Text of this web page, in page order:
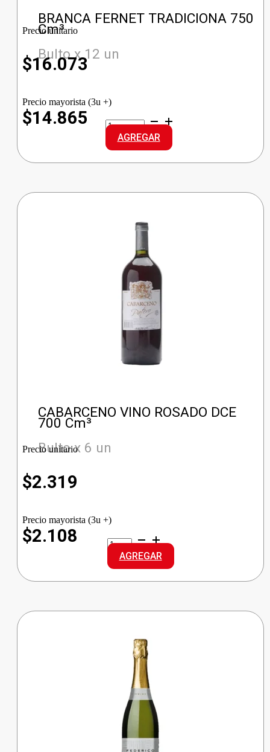
BRANCA FERNET TRADICIONA 750
Cm³
Bulto x 12 un
Precio unitario
$16.073
Precio mayorista (3u +)
$14.865
BRANCA
FERNET
TRADICIONA
cantidad
AGREGAR
CABARCENO VINO ROSADO DCE
700 Cm³
Bulto x 6 un
Precio unitario
$2.319
Precio mayorista (3u +)
$2.108
CABARCENO
VINO
ROSADO
DCE
cantidad
AGREGAR